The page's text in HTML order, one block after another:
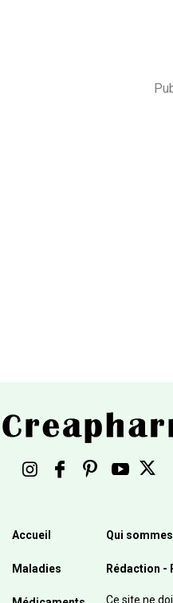
Accueil
Maladies
Qui
Rédaction -
Ce site ne